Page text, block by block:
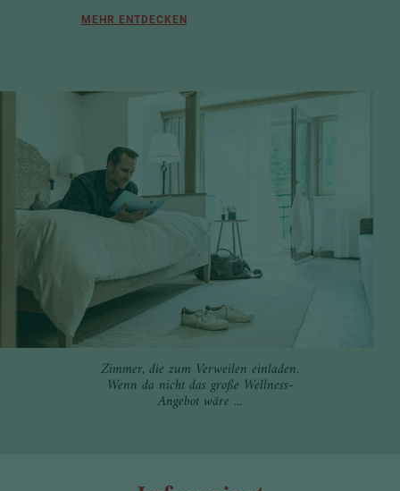
MEHR ENTDECKEN
Zimmer, die zum Verweilen einladen.
Wenn da nicht das große Wellness-
Angebot wäre ...